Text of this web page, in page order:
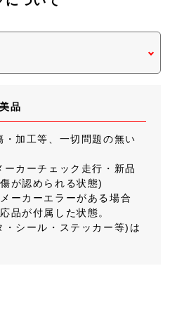
品
加工等、一切問題の無い
カーチェック走行・新品
が認められる状態)
ーカーエラーがある場合
品が付属した状態。
シール・ステッカー等)は